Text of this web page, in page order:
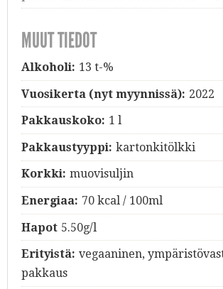
MUUT TIEDOT
Alkoholi: 13 t-%
Vuosikerta (nyt myynnissä): 2022
Pakkauskoko: 1 l
Pakkaustyyppi: kartonkitölkki
Korkki: muovisuljin
Energiaa: 70 kcal / 100ml
Hapot 5.50g/l
Erityistä: vegaaninen,
pakkaus